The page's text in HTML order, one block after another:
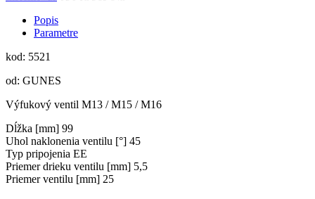
Popis
Parametre
kod: 5521
od: GUNES
Výfukový ventil M13 / M15 / M16
Dĺžka [mm] 99
Uhol naklonenia ventilu [°] 45
Typ pripojenia EE
Priemer drieku ventilu [mm] 5,5
Priemer ventilu [mm] 25